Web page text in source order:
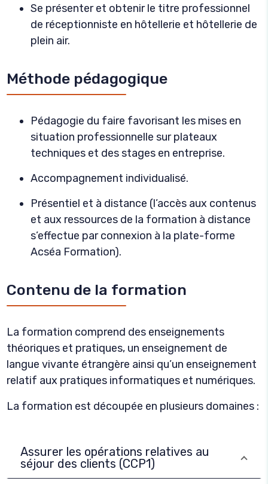
Se présenter et obtenir le titre professionnel
de réceptionniste en hôtellerie et hôtellerie de
plein air.
Méthode pédagogique
Pédagogie du faire favorisant les mises en
situation professionnelle sur plateaux
techniques et des stages en entreprise.
Accompagnement individualisé.
Présentiel et à distance (l’accès aux contenus
et aux ressources de la formation à distance
s’effectue par connexion à la plate-forme
Acséa Formation).
Contenu de la formation
La formation comprend des enseignements
théoriques et pratiques, un enseignement de
langue vivante étrangère ainsi qu’un enseignement
relatif aux pratiques informatiques et numériques.
La formation est découpée en plusieurs domaines :
Assurer les opérations relatives au
séjour des clients (CCP1)